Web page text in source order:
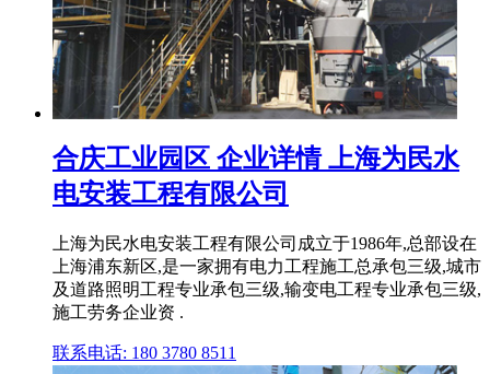
合庆工业园区 企业详情 上海为民水
电安装工程有限公司
上海为民水电安装工程有限公司成立于1986年,总部设在
上海浦东新区,是一家拥有电力工程施工总承包三级,城市
及道路照明工程专业承包三级,输变电工程专业承包三级,
施工劳务企业资 .
联系电话: 180 3780 8511